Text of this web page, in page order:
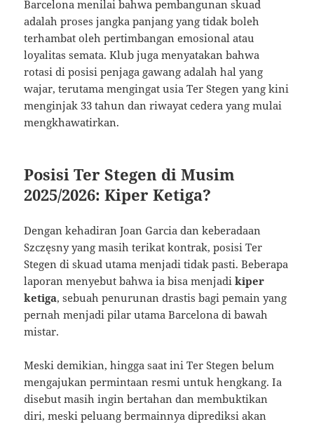
Barcelona menilai bahwa pembangunan skuad
adalah proses jangka panjang yang tidak boleh
terhambat oleh pertimbangan emosional atau
loyalitas semata. Klub juga menyatakan bahwa
rotasi di posisi penjaga gawang adalah hal yang
wajar, terutama mengingat usia Ter Stegen yang kini
menginjak 33 tahun dan riwayat cedera yang mulai
mengkhawatirkan.
Posisi Ter Stegen di Musim
2025/2026: Kiper Ketiga?
Dengan kehadiran Joan Garcia dan keberadaan
Szczęsny yang masih terikat kontrak, posisi Ter
Stegen di skuad utama menjadi tidak pasti. Beberapa
laporan menyebut bahwa ia bisa menjadikiper
ketiga, sebuah penurunan drastis bagi pemain yang
pernah menjadi pilar utama Barcelona di bawah
mistar.
Meski demikian, hingga saat ini Ter Stegen belum
mengajukan permintaan resmi untuk hengkang. Ia
disebut masih ingin bertahan dan membuktikan
diri, meski peluang bermainnya diprediksi akan